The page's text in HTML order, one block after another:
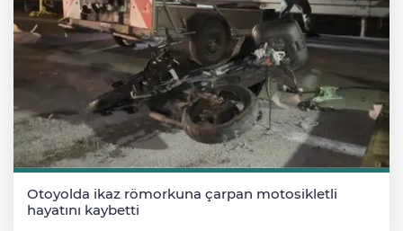
Otoyolda ikaz römorkuna çarpan motosikletli
hayatını kaybetti